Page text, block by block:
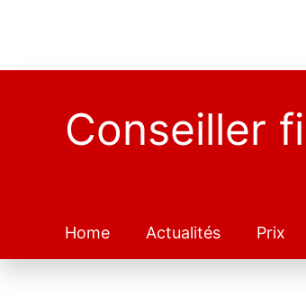
Conseiller
Home Actualités Prix